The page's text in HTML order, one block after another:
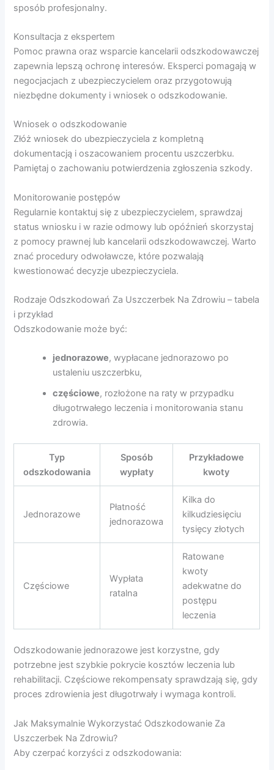
sposób profesjonalny.
Konsultacja z ekspertem
Pomoc prawna oraz wsparcie kancelarii odszkodowawczej
zapewnia lepszą ochronę interesów. Eksperci pomagają w
negocjacjach z ubezpieczycielem oraz przygotowują
niezbędne dokumenty i wniosek o odszkodowanie.
Wniosek o odszkodowanie
Złóż wniosek do ubezpieczyciela z kompletną
dokumentacją i oszacowaniem procentu uszczerbku.
Pamiętaj o zachowaniu potwierdzenia zgłoszenia szkody.
Monitorowanie postępów
Regularnie kontaktuj się z ubezpieczycielem, sprawdzaj
status wniosku i w razie odmowy lub opóźnień skorzystaj
z pomocy prawnej lub kancelarii odszkodowawczej. Warto
znać procedury odwoławcze, które pozwalają
kwestionować decyzje ubezpieczyciela.
Rodzaje Odszkodowań Za Uszczerbek Na Zdrowiu – tabela
i przykład
Odszkodowanie może być:
jednorazowe, wypłacane jednorazowo po
ustaleniu uszczerbku,
częściowe, rozłożone na raty w przypadku
długotrwałego leczenia i monitorowania stanu
zdrowia.
Typ
odszkodowania
Sposób
wypłaty
Przykładowe
kwoty
Jednorazowe
Płatność
jednorazowa
Kilka do
kilkudziesięciu
tysięcy złotych
Częściowe
Wypłata
ratalna
Ratowane
kwoty
adekwatne do
postępu
leczenia
Odszkodowanie jednorazowe jest korzystne, gdy
potrzebne jest szybkie pokrycie kosztów leczenia lub
rehabilitacji. Częściowe rekompensaty sprawdzają się, gdy
proces zdrowienia jest długotrwały i wymaga kontroli.
Jak Maksymalnie Wykorzystać Odszkodowanie Za
Uszczerbek Na Zdrowiu?
Aby czerpać korzyści z odszkodowania: